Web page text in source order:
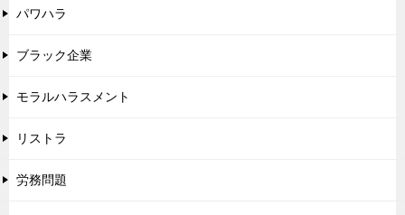
パワハラ
ブラック企業
モラルハラスメント
リストラ
労務問題